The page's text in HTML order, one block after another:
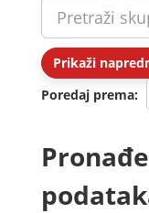
Prikaži
Poredaj prema